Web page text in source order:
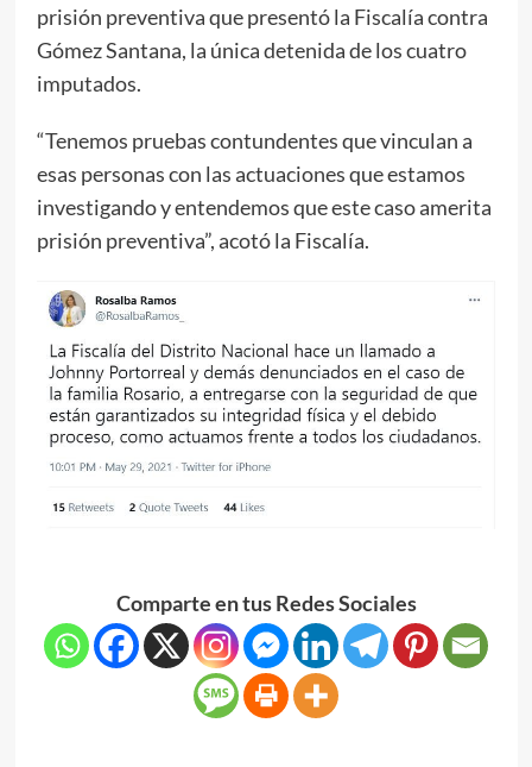
prisión preventiva que presentó la Fiscalía contra
Gómez Santana, la única detenida de los cuatro
imputados.
“Tenemos pruebas contundentes que vinculan a
esas personas con las actuaciones que estamos
investigando y entendemos que este caso amerita
prisión preventiva”, acotó la Fiscalía.
Comparte en tus Redes Sociales